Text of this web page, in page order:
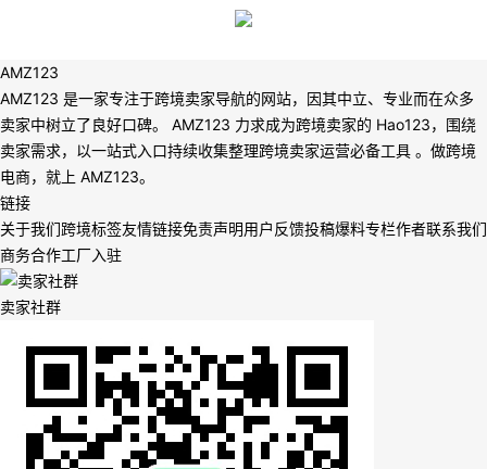
AMZ123
AMZ123 是一家专注于跨境卖家导航的网站，因其中立、专业而在众多
卖家中树立了良好口碑。 AMZ123 力求成为跨境卖家的 Hao123，围绕
卖家需求，以一站式入口持续收集整理跨境卖家运营必备工具 。做跨境
电商，就上 AMZ123。
链接
关于我们跨境标签友情链接免责声明用户反馈投稿爆料专栏作者联系我们
商务合作工厂入驻
卖家社群